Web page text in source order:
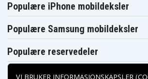
HP ZBOOK X2 G4 BASE MODELL
ARBEIDSSTASJON - 2WX06AV
HP ZBOOK X2 G4 BASE MODELL
ARBEIDSSTASJON - 2WX07AV
HP ZBOOK X2 G4 BASE MODELL
ARBEIDSSTASJON - 2WX08AV
Populære iPhone mobildeksler
Populære Samsung mobildeksler
Populære reservedeler
VI BRUKER INFORMASJONSKAPSLER